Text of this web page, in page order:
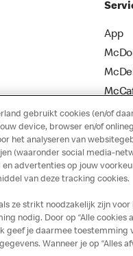
App
gebruikt cookies (en/of
device, browser en/of
het analyseren van
(waaronder social media-
advertenties op jouw
van deze tracking cookies.
ze strikt noodzakelijk zijn
nodig. Door op “Alle cookies
geef je daarmee toestemming
Wanneer je op “Alles